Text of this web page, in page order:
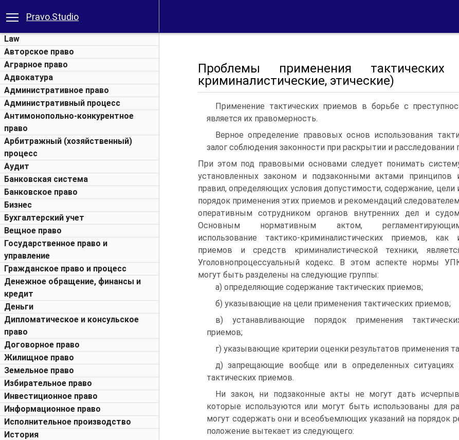
Pravo.Studio
Law
Авторское право
Аграрное право
Адвокатура
Административное право
Административный процесс
Антимонопольно-конкурентное
право
Арбитражный (хозяйственный)
процесс
Аудит
Банковская система
Банковское право
Бизнес
Бухгалтерский учет
Вещное право
Государственное право и
управление
Гражданское право и процесс
Денежное обращение, финансы и
кредит
Деньги
Дипломатическое и консульское
право
Договорное право
Жилищное право
Земельное право
Избирательное право
Инвестиционное право
Информационное право
Исполнительное производство
История
Проблемы применения тактических
криминалистические, этические)
Применение тактических приемов в борьбе с
является их правомерность.
Верное определение правовых основ использования
залог соблюдения законности при раскрытии и расследовании
При этом под правовыми основами следует понимать
установленных законом и подзаконными актами принципов
правил, определяющих условия допустимости, содержание, цели
порядок применения этих приемов и рекомендаций
оперативным сотрудником органов внутренних дел и
Основным нормативным актом,
использование тактико-криминалистических приемов, как
приемов и средств криминалистической техники,
Уголовнопроцессуальный кодекс. В этом аспекте нормы
могут быть разделены на следующие группы:
а) определяющие содержание тактических приемов;
б) указывающие на цели применения тактических приемов;
в) устанавливающие порядок применения
приемов;
г) указывающие критерии оценки результатов применения
д) запрещающие вообще или в определенных
тактических приемов.
Ни закон, ни подзаконные акты не могут дать
которые используются или могут быть использованы для
могут содержать они и всеобъемлющих указаний на порядок
положение вытекает из следующего: